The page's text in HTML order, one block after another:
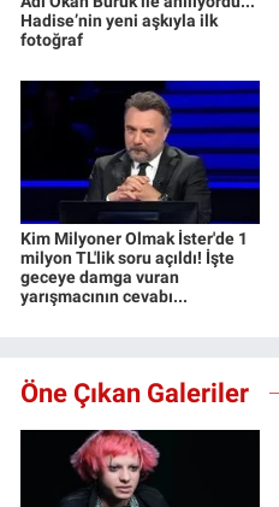
Hadise’nin yeni aşkıyla ilk
fotoğraf
Kim Milyoner Olmak İster'de 1
milyon TL'lik soru açıldı! İşte
geceye damga vuran
yarışmacının cevabı...
Öne Çıkan Galeriler